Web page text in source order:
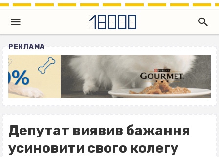
РЕКЛАМА
Депутат виявив бажання
усиновити свого колегу